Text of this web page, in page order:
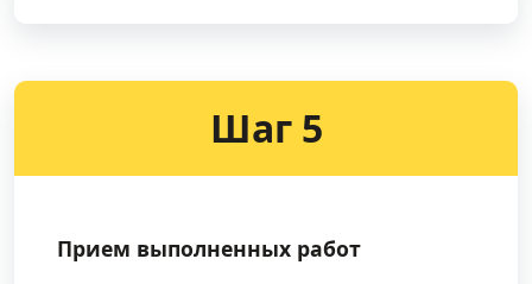
Шаг 5
Прием выполненных работ